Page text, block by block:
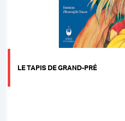
LE TAPIS DE GRAND-PRÉ